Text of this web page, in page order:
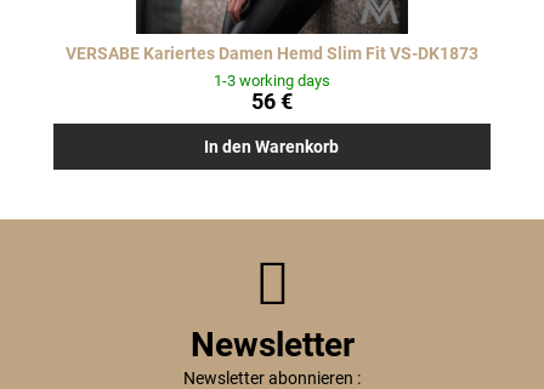
VERSABE Kariertes Damen Hemd Slim Fit VS-DK1873
1-3 working days
56 €
In den Warenkorb
Newsletter
Newsletter abonnieren :